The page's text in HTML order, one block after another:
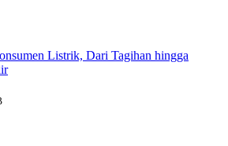
Listrik, Dari Tagihan hingga